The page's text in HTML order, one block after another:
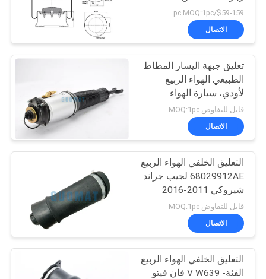
POLICY
5.010.052.722
$59-159/pc MOQ:1pc
الاتصال
تعليق جبهة اليسار المطاط
الطبيعي الهواء الربيع
لأودي، سيارة الهواء
سبرينغز
قابل للتفاوض MOQ:1pc
الاتصال
التعليق الخلفي الهواء الربيع
68029912AE لجيب جراند
شيروكي 2011-2016
قابل للتفاوض MOQ:1pc
الاتصال
التعليق الخلفي الهواء الربيع
الفئة- V W639 فان فيتو